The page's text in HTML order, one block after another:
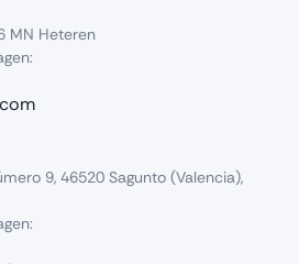
MN Heteren
9, 46520 Sagunto (Valencia),